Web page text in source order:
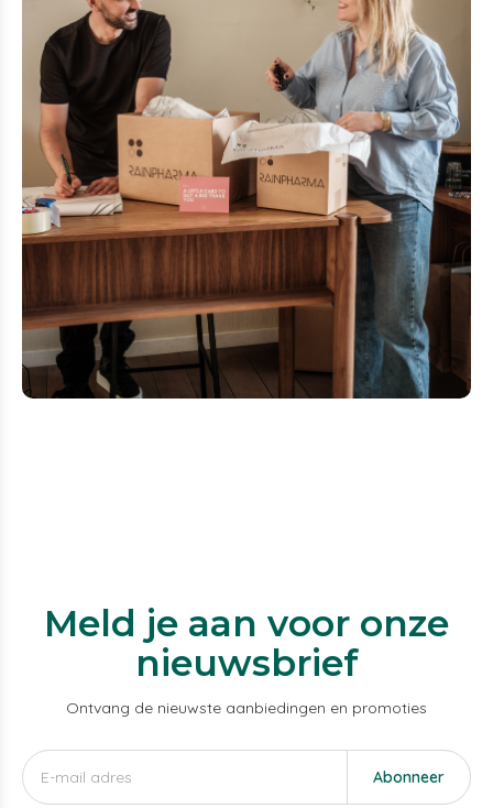
Meld je aan voor onze
nieuwsbrief
Ontvang de nieuwste aanbiedingen en promoties
Abonneer